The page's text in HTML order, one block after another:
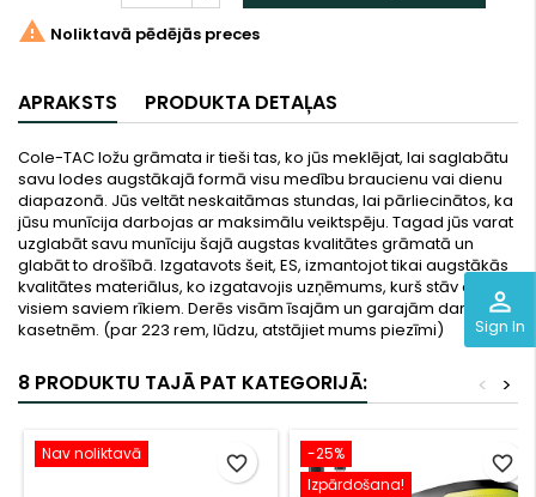
perm_identity
Sign In
 Noliktavā pēdējās preces
APRAKSTS PRODUKTA DETAĻAS
Cole-TAC ložu grāmata ir tieši tas, ko jūs meklējat, lai saglabātu
savu lodes augstākajā formā visu medību braucienu vai dienu
diapazonā. Jūs veltāt neskaitāmas stundas, lai pārliecinātos, ka
jūsu munīcija darbojas ar maksimālu veiktspēju. Tagad jūs varat
uzglabāt savu munīciju šajā augstas kvalitātes grāmatā un
glabāt to drošībā. Izgatavots šeit, ES, izmantojot tikai augstākās
kvalitātes materiālus, ko izgatavojis uzņēmums, kurš stāv aiz
visiem saviem rīkiem. Derēs visām īsajām un garajām darbības
kasetnēm. (par 223 rem, lūdzu, atstājiet mums piezīmi)
8 PRODUKTU TAJĀ PAT KATEGORIJĀ: >
<
Nav noliktavā favorite_border
-25%
Izpārdošana!
favorite_border